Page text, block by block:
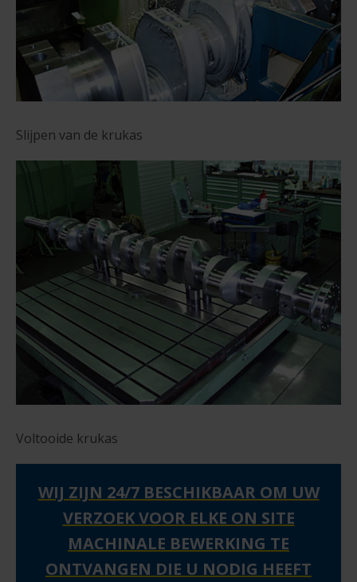
Slijpen van de krukas
Voltooide krukas
WIJ ZIJN 24/7 BESCHIKBAAR OM UW
VERZOEK VOOR ELKE ON SITE
MACHINALE BEWERKING TE
ONTVANGEN DIE U NODIG HEEFT